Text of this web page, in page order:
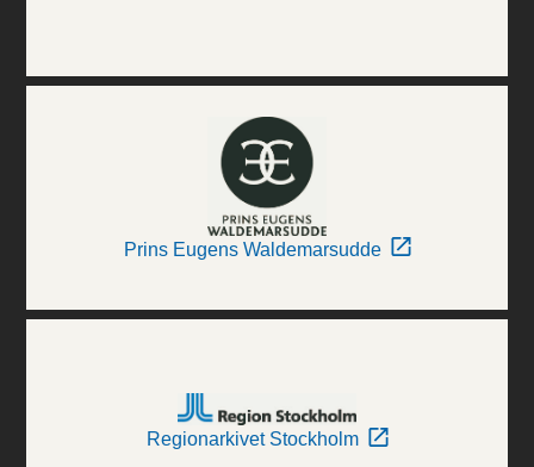
Prins Eugens Waldemarsudde
Regionarkivet Stockholm